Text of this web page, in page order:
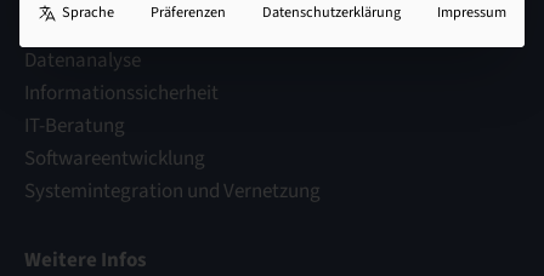
Bachelor Professional in IT
Datenanalyse
Informationssicherheit
IT-Beratung
Softwareentwicklung
Systemintegration und Vernetzung
Weitere Infos
Sprache Präferenzen Datenschutzerklärung Impressum